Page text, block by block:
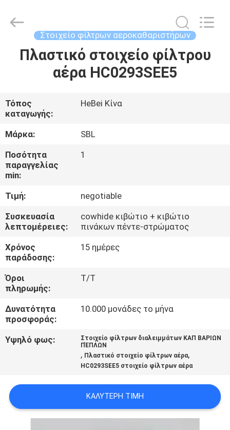
ΣΠΊΤΙ
ΒΊΝΤΕΟ
ΠΕΡΊΠΟΥ
ΕΜΕΊΣ
ΓΎΡΟΣ
ΕΡΓΟΣΤΑΣΊΩΝ
ΠΟΙΟΤΙΚΌΣ
ΈΛΕΓΧΟΣ
ΜΑΣ
ΕΛΆΤΕ
ΣΕ
ΕΙΔΉΣΕΙΣ
Rights
Reserved.
Στοιχείο φίλτρων αεροκαθαριστήρων
Πλαστικό στοιχείο φίλτρου
αέρα HC0293SEE5
Τόπος
καταγωγής:
HeBei Κίνα
Μάρκα:
SBL
Ποσότητα
παραγγελίας
min:
1
Τιμή:
negotiable
Συσκευασία
λεπτομέρειες:
cowhide κιβώτιο + κιβώτιο
πινάκων πέντε-στρώματος
Χρόνος
παράδοσης:
15 ημέρες
Όροι
πληρωμής:
T/T
Δυνατότητα
προσφοράς:
10.000 μονάδες το μήνα
Υψηλό φως:
Στοιχείο φίλτρων διαλειμμάτων ΚΑΠ ΒΑΡΙΩΝ
ΠΈΠΛΩΝ
, Πλαστικό στοιχείο φίλτρων αέρα,
HC0293SEE5 στοιχείο φίλτρων αέρα
ΚΑΛΎΤΕΡΗ ΤΙΜΉ